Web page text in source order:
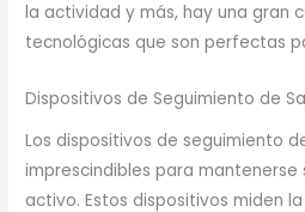
la actividad y más, hay una gran
tecnológicas que son perfectas
Dispositivos de Seguimiento de
Los dispositivos de seguimiento
imprescindibles para
activo. Estos dispositivos miden